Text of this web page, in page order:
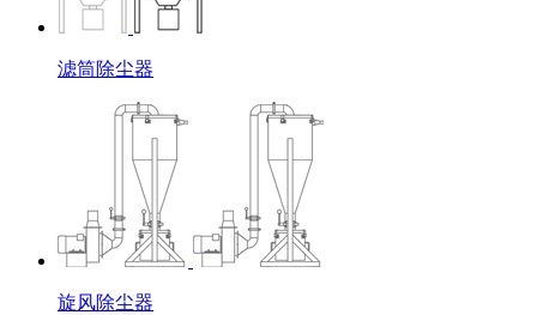
滤筒除尘器
旋风除尘器